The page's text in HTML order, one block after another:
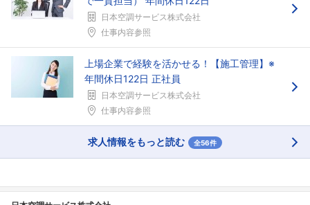
日本空調サービス株式会社
仕事内容参照
上場企業で経験を活かせる！【施工管理】※
年間休日122日 正社員
日本空調サービス株式会社
仕事内容参照
求人情報をもっと読む 全56件